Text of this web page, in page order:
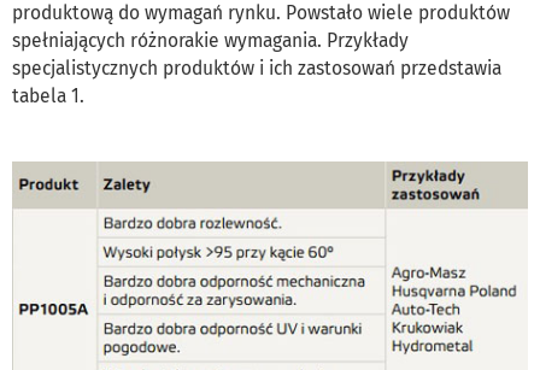
produktową do wymagań rynku. Powstało wiele produktów
spełniających różnorakie wymagania. Przykłady
specjalistycznych produktów i ich zastosowań przedstawia
tabela 1.